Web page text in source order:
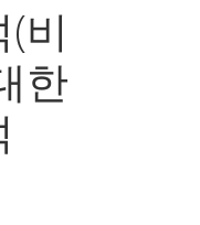
비
한